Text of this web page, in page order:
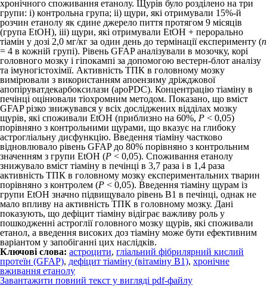
хронічного споживання етанолу. Щурів було розділено на три
групи: i) контрольна група; ii) щури, які отримували 15%-й
розчин етанолу як єдине джерело пиття протягом 9 місяців
(група EtOH), iii) щури, які отримували EtOH + перорально
тіамін у дозі 2,0 мг/кг за один день до термінації експерименту (n
= 4 в кожній групі). Рівень GFAP аналізували в мозочку, корі
головного мозку і гіпокампі за допомогою вестерн-блот аналізу
та імуногістохімії. Активність ТПК в головному мозку
вимірювали з використанням апоензиму дріжджової
апопіруватдекарбоксилази (apoPDC). Концентрацію тіаміну в
печінці оцінювали тіохромним методом. Показано, що вміст
GFAP різко знижувався у всіх досліджених відділах мозку
щурів, які споживали EtOH (приблизно на 60%, P < 0,05)
порівняно з контрольними щурами, що вказує на глибоку
астрогліальну дисфункцію. Введення тіаміну частково
відновлювало рівень GFAP до 80% порівняно з контроль­ним
значенням з групи EtOH (P < 0,05). Споживання етанолу
знижувало вміст тіаміну в печінці в 3,7 раза і в 1,4 раза
активність ТПК в головному мозку експериментальних тварин
порівняно з контролем (P < 0,05). Введення тіаміну щурам із
групи EtOH значно підвищувало рівень B1 в печінці, однак не
мало впливу на активність ТПК в головному мозку. Дані
показують, що дефіцит тіаміну відіграє важливу роль у
пошкодженні астроглії головного мозку щурів, які споживали
етанол, а введення високих доз тіа­міну може бути ефективним
варіантом у запобіганні цих наслідків.
Ключові слова: астроцити, гліальний фібрилярний кислий
протеїн (GFAP), дефіцит тіаміну (вітаміну B1), хронічне
вживання етанолу
Завантажити повний текст у вигляді pdf-файлу